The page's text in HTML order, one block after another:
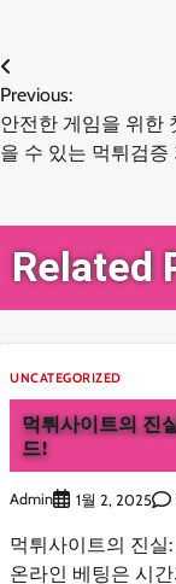
글
탐
색
Previous:
안전한 게임을 위한
을 수 있는 먹튀검증
Related
UNCATEGORIZED
먹튀사이트의 진
드!
Admin 1월 2, 2025
먹튀사이트의 진실
온라인 베팅은 시